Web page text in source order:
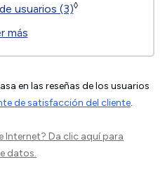
usuarios (3)◊
más
en las reseñas de los usuarios
de satisfacción del cliente.
Internet? Da clic aquípara
datos.